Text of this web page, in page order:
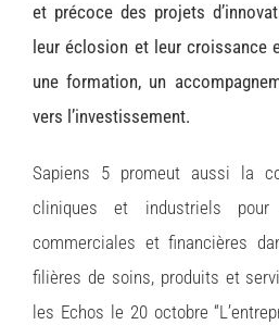
et précoce des projets
leur éclosion et leur croissance
une formation, un
vers l’investissement.
Sapiens 5 promeut aussi la
cliniques et industriels
commerciales et financières
filières de soins, produits et
les Echos le 20 octobre